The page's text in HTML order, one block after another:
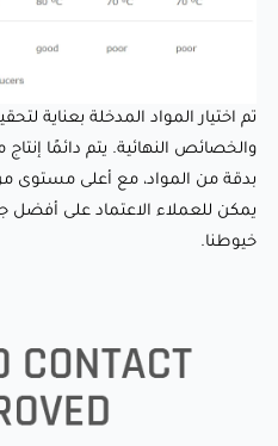
تم اختيار المواد المدخلة بعناية
والخصائص النهائية. يتم دائمًا
بدقة من المواد، مع أعلى مستوى
يمكن للعملاء الاعتماد على
خيوطنا.